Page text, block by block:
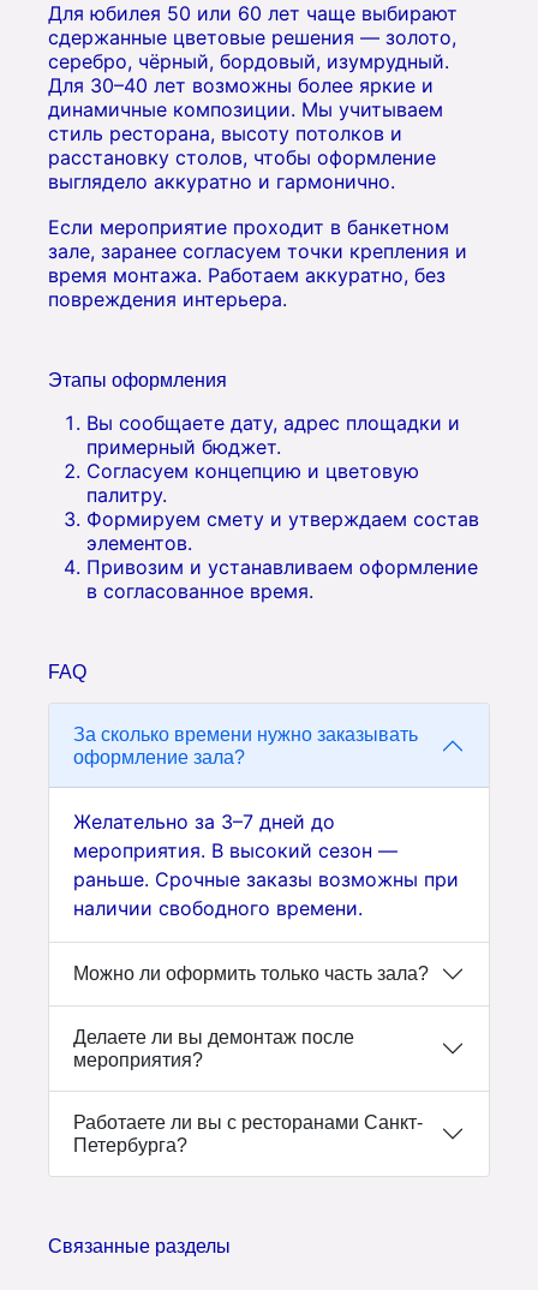
Для юбилея 50 или 60 лет чаще выбирают
сдержанные цветовые решения — золото,
серебро, чёрный, бордовый, изумрудный.
Для 30–40 лет возможны более яркие и
динамичные композиции. Мы учитываем
стиль ресторана, высоту потолков и
расстановку столов, чтобы оформление
выглядело аккуратно и гармонично.
Если мероприятие проходит в банкетном
зале, заранее согласуем точки крепления и
время монтажа. Работаем аккуратно, без
повреждения интерьера.
Этапы оформления
Вы сообщаете дату, адрес площадки и
примерный бюджет.
Согласуем концепцию и цветовую
палитру.
Формируем смету и утверждаем состав
элементов.
Привозим и устанавливаем оформление
в согласованное время.
FAQ
За сколько времени нужно заказывать
оформление зала?
Желательно за 3–7 дней до
мероприятия. В высокий сезон —
раньше. Срочные заказы возможны при
наличии свободного времени.
Можно ли оформить только часть зала?
Делаете ли вы демонтаж после
мероприятия?
Работаете ли вы с ресторанами Санкт-
Петербурга?
Связанные разделы